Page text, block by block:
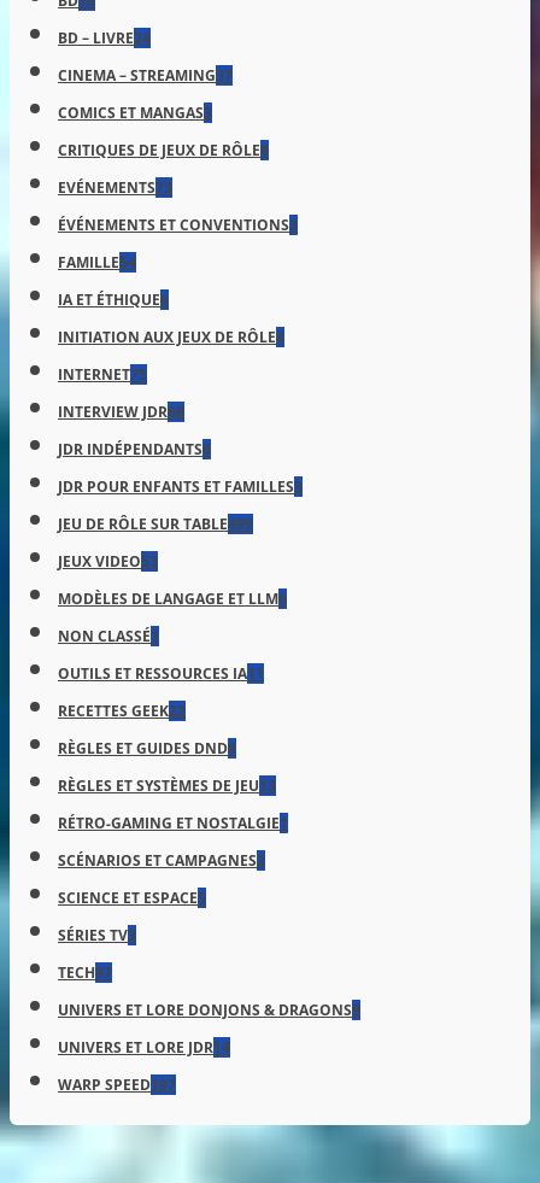
BD – LIVRE24
CINEMA – STREAMING37
COMICS ET MANGAS3
CRITIQUES DE JEUX DE RÔLE8
EVÉNEMENTS73
ÉVÉNEMENTS ET CONVENTIONS3
FAMILLE54
IA ET ÉTHIQUE6
INITIATION AUX JEUX DE RÔLE4
INTERNET75
INTERVIEW JDR68
JDR INDÉPENDANTS6
JDR POUR ENFANTS ET FAMILLES3
JEU DE RÔLE SUR TABLE499
JEUX VIDEO53
MODÈLES DE LANGAGE ET LLM6
NON CLASSÉ1
OUTILS ET RESSOURCES IA11
RECETTES GEEK22
RÈGLES ET GUIDES DND8
RÈGLES ET SYSTÈMES DE JEU13
RÉTRO-GAMING ET NOSTALGIE1
SCÉNARIOS ET CAMPAGNES3
SCIENCE ET ESPACE5
SÉRIES TV3
TECH97
UNIVERS ET LORE DONJONS & DRAGONS9
UNIVERS ET LORE JDR14
WARP SPEED197